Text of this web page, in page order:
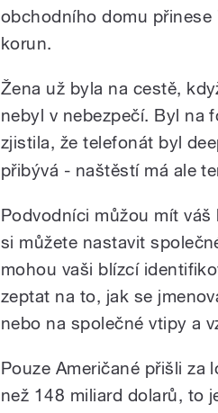
obchodního domu
korun.
Žena už byla na cestě,
nebyl v nebezpečí. Byl na
zjistila, že telefonát byl
přibývá - naštěstí má ale
Podvodníci můžou mít
si můžete nastavit
mohou vaši blízcí
zeptat na to, jak se
nebo na společné vtipy a
Pouze Američané přišli za
než 148 miliard dolarů, to